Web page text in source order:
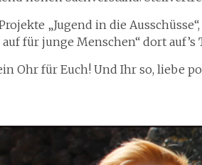
„Jugend in die
für junge Menschen“ dort auf’s
Ohr für Euch! Und Ihr so, liebe